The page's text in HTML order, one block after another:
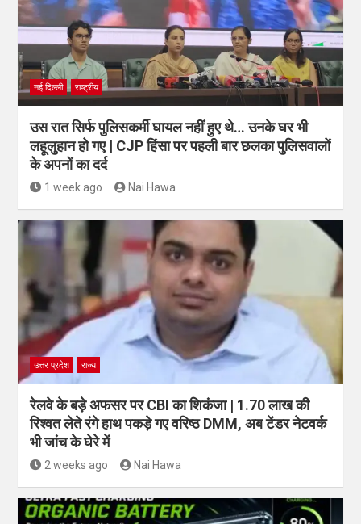
नई दिल्ली राष्ट्रीय
उस रात सिर्फ पुलिसकर्मी घायल नहीं हुए थे… उनके घर भी
लहूलुहान हो गए | CJP हिंसा पर पहली बार छलका पुलिसवालों
के अपनों का दर्द
1 week ago Nai Hawa
उत्तर प्रदेश राज्य
रेलवे के बड़े अफसर पर CBI का शिकंजा | 1.70 लाख की
रिश्वत लेते रंगे हाथ पकड़े गए वरिष्ठ DMM, अब टेंडर नेटवर्क
भी जांच के घेरे में
2 weeks ago Nai Hawa